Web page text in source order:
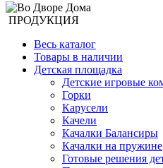
ПРОДУКЦИЯ
Весь каталог
Товары в наличии
Детская площадка
Детские игровые
Горки
Карусели
Качели
Качалки Балансиры
Качалки на пружине
Готовые решения